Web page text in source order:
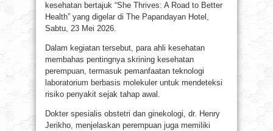
kesehatan bertajuk “She Thrives: A Road to Better
Health” yang digelar di The Papandayan Hotel,
Sabtu, 23 Mei 2026.
Dalam kegiatan tersebut, para ahli kesehatan
membahas pentingnya skrining kesehatan
perempuan, termasuk pemanfaatan teknologi
laboratorium berbasis molekuler untuk mendeteksi
risiko penyakit sejak tahap awal.
Dokter spesialis obstetri dan ginekologi, dr. Henry
Jerikho, menjelaskan perempuan juga memiliki